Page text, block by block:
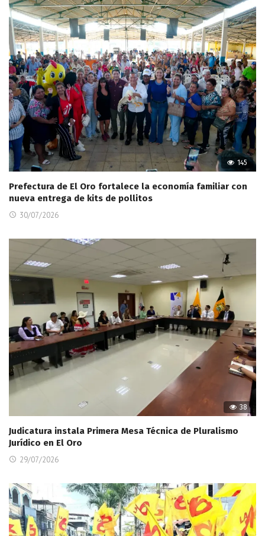
145
Prefectura de El Oro fortalece la economía familiar con
nueva entrega de kits de pollitos
30/07/2026
38
Judicatura instala Primera Mesa Técnica de Pluralismo
Jurídico en El Oro
29/07/2026